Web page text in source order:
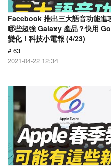
Facebook 推出三大語音功能進
哪些超強 Galaxy 產品？快用
變化！科技小電報 (4/23)
# 63
2021-04-22 12:34